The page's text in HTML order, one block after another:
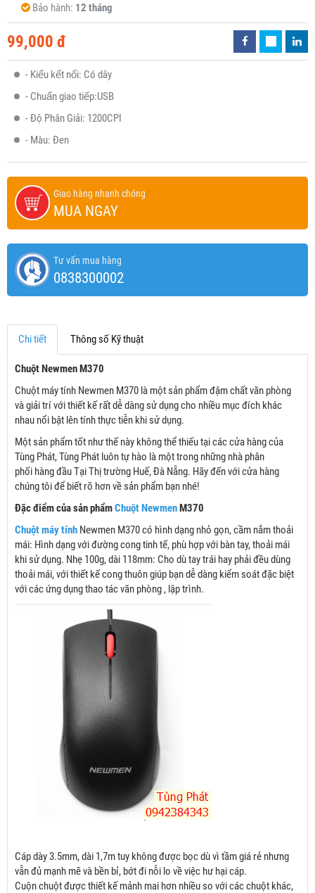
Bảo hành: 12 tháng
99,000 đ
- Kiểu kết nối: Có dây
- Chuẩn giao tiếp:USB
- Độ Phân Giải: 1200CPI
- Màu: Đen
Giao hàng nhanh chóng
MUA NGAY
Tư vấn mua hàng
0838300002
Chi tiết Thông số Kỹ thuật
Chuột Newmen M370
Chuột máy tính Newmen M370 là một sản phẩm đậm chất văn phòng
và giải trí với thiết kế rất dễ dàng sử dụng cho nhiều mục đích khác
nhau nổi bật lên tính thực tiễn khi sử dụng.
Một sản phẩm tốt như thế này không thể thiếu tại các cửa hàng của
Tùng Phát, Tùng Phát luôn tự hào là một trong những nhà phân
phối hàng đầu Tại Thị trường Huế, Đà Nẵng. Hãy đến với cửa hàng
chúng tôi để biết rõ hơn về sản phẩm bạn nhé!
Đặc điểm của sản phẩmChuột NewmenM370
Chuột máy tính Newmen M370 có hình dạng nhỏ gọn, cầm nắm thoải
mái: Hình dạng với đường cong tinh tế, phù hợp với bàn tay, thoải mái
khi sử dụng. Nhẹ 100g, dài 118mm: Cho dù tay trái hay phải đều dùng
thoải mái, với thiết kế cong thuôn giúp bạn dễ dàng kiểm soát đặc biệt
với các ứng dụng thao tác văn phòng , lập trình.
Cáp dày 3.5mm, dài 1,7m tuy không được bọc dù vì tầm giá rẻ nhưng
vẫn đủ mạnh mẽ và bền bỉ, bớt đi nỗi lo về việc hư hại cáp.
Cuộn chuột được thiết kế mảnh mai hơn nhiều so với các chuột khác,